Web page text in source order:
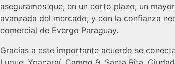
aseguramos que, en un corto plazo, un
avanzada del mercado, y con la confianza
comercial de Evergo Paraguay.
Gracias a este importante acuerdo se
Luque, Ypacaraí, Campo 9, Santa Rita,